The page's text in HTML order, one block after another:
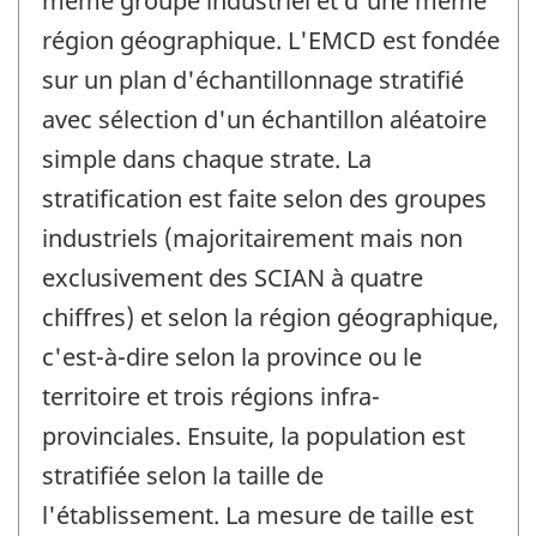
région géographique. L'EMCD est fondée
sur un plan d'échantillonnage stratifié
avec sélection d'un échantillon aléatoire
simple dans chaque strate. La
stratification est faite selon des groupes
industriels (majoritairement mais non
exclusivement des SCIAN à quatre
chiffres) et selon la région géographique,
c'est-à-dire selon la province ou le
territoire et trois régions infra-
provinciales. Ensuite, la population est
stratifiée selon la taille de
l'établissement. La mesure de taille est